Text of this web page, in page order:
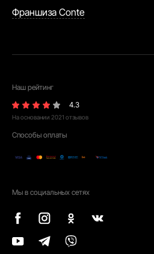
Франшиза Conte
Наш рейтинг
4.3
На основании 2021 отзывов
Способы оплаты
Мы в социальных сетях